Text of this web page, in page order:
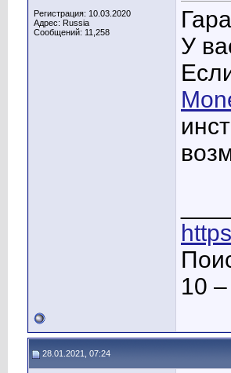
Регистрация: 10.03.2020
Адрес: Russia
Сообщений: 11,258
У
10
28.01.2021, 07:24